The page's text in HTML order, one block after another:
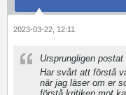
2023-03-22, 12:11
Ursprungligen postat
Har svårt att förstå
när jag läser om er